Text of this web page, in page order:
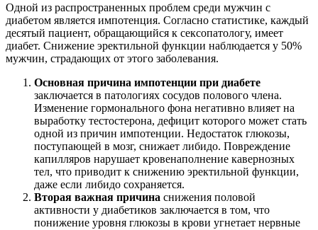
Одной из распространенных проблем среди мужчин с
диабетом является импотенция. Согласно статистике, каждый
десятый пациент, обращающийся к сексопатологу, имеет
диабет. Снижение эректильной функции наблюдается у 50%
мужчин, страдающих от этого заболевания.
Основная причина импотенции при диабете
заключается в патологиях сосудов полового члена.
Изменение гормонального фона негативно влияет на
выработку тестостерона, дефицит которого может стать
одной из причин импотенции. Недостаток глюкозы,
поступающей в мозг, снижает либидо. Повреждение
капилляров нарушает кровенаполнение кавернозных
тел, что приводит к снижению эректильной функции,
даже если либидо сохраняется.
Вторая важная причина снижения половой
активности у диабетиков заключается в том, что
понижение уровня глюкозы в крови угнетает нервные